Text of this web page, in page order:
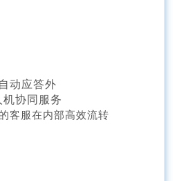
动应答外
协同服务
客服在内部高效流转